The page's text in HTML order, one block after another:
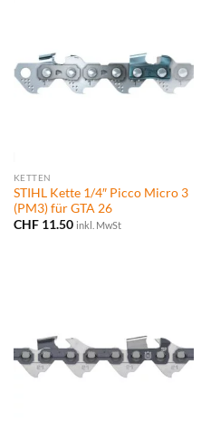
KETTEN
STIHL Kette 1/4″ Picco Micro 3
(PM3) für GTA 26
CHF11.50 inkl. MwSt